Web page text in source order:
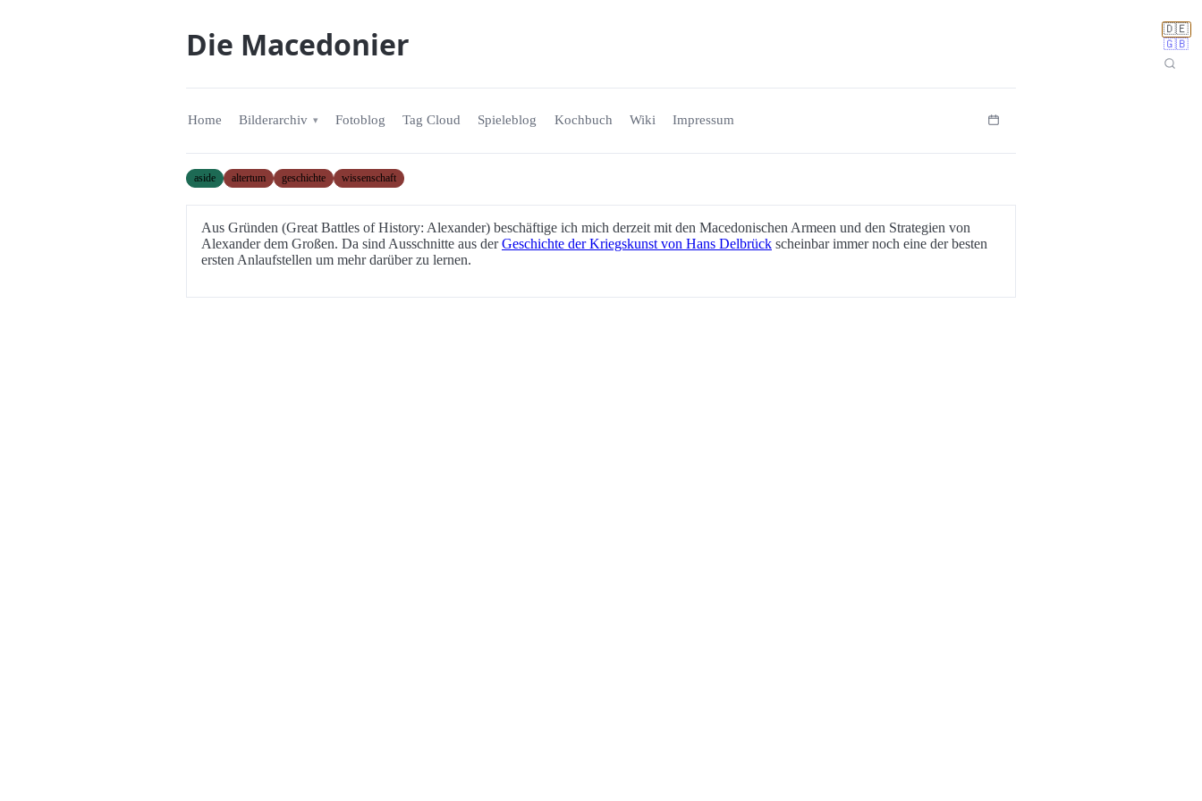
🇩🇪
🇬🇧
Die Macedonier
Home Bilderarchiv Fotoblog Tag Cloud Spieleblog Kochbuch Wiki Impressum
aside altertum geschichte wissenschaft
Aus Gründen (Great Battles of History: Alexander) beschäftige ich mich derzeit mit den Macedonischen Armeen und den Strategien von
Alexander dem Großen. Da sind Ausschnitte aus derGeschichte der Kriegskunst von Hans Delbrück scheinbar immer noch eine der besten
ersten Anlaufstellen um mehr darüber zu lernen.